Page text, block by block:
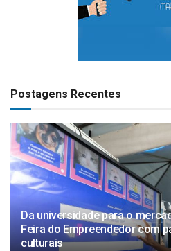
Postagens Recentes
Da universidade para o
Feira do Empreendedor com
culturais